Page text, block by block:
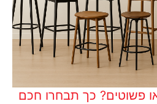
פשוטים? כך תבחרו חכם